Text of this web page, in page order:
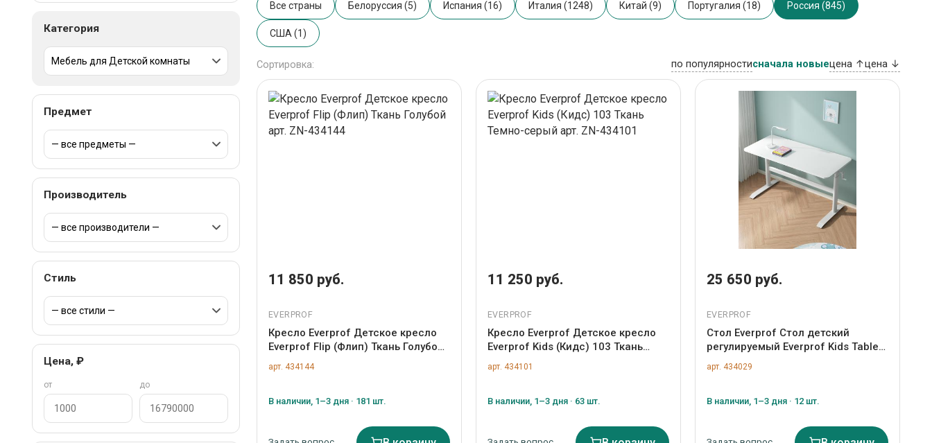
Категория
Предмет
Производитель
Стиль
Цена, ₽
от до
Все страны Белоруссия (5) Испания (16) Италия (1248) Китай (9) Португалия (18) Россия (845)
США (1)
Сортировка: по популярностисначала новыецена ↑цена ↓
11 850 руб.
EVERPROF
Кресло Everprof Детское кресло
Everprof Flip (Флип) Ткань Голубой
арт. ZN-434144
арт. 434144
В наличии, 1–3 дня · 181 шт.
11 250 руб.
EVERPROF
Кресло Everprof Детское кресло
Everprof Kids (Кидс) 103 Ткань
Темно-серый арт. ZN-434101
арт. 434101
В наличии, 1–3 дня · 63 шт.
25 650 руб.
EVERPROF
Стол Everprof Стол детский
регулируемый Everprof Kids Table
(Кидс Тейбл) 1 Белый арт. ZN-
434029
арт. 434029
В наличии, 1–3 дня · 12 шт.